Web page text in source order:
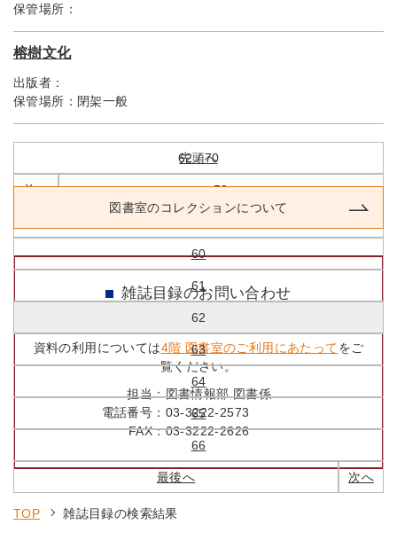
保管場所：
榕樹文化
出版者：
保管場所： 閉架一般
62 / 70
先頭へ
前へ 58
60
61
62
63
64
65
66
次へ
最後へ
図書室のコレクションについて
雑誌目録のお問い合わせ
資料の利用については4階 図書室のご利用にあたってをご
覧ください。
担当：図書情報部 図書係
電話番号： 03-3222-2573
FAX：03-3222-2626
TOP 雑誌目録の検索結果